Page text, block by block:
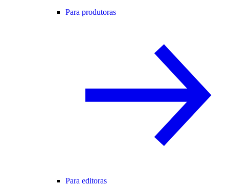
Para produtoras
Para editoras